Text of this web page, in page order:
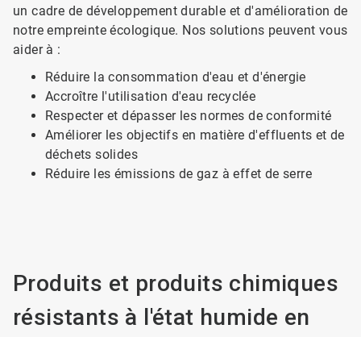
un cadre de développement durable et d'amélioration de
notre empreinte écologique. Nos solutions peuvent vous
aider à :
Réduire la consommation d'eau et d'énergie
Accroître l'utilisation d'eau recyclée
Respecter et dépasser les normes de conformité
Améliorer les objectifs en matière d'effluents et de
déchets solides
Réduire les émissions de gaz à effet de serre
Produits et produits chimiques
résistants à l'état humide en